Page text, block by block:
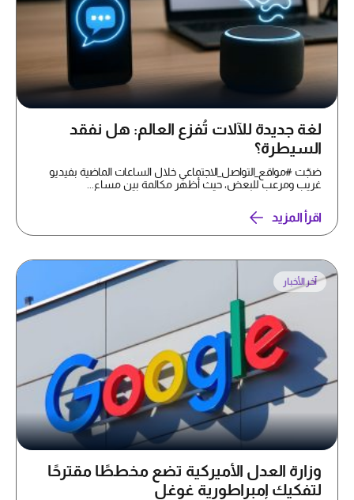
لغة جديدة للآلات تُفزع العالم: هل نفقد
السيطرة؟
ضجّت #مواقع_التواصل_الاجتماعي خلال الساعات الماضية بفيديو
غريب ومرعب للبعض، حيث أظهر مكالمة بين مساع...
اقرأ المزيد
آخر الأخبار
وزارة العدل الأميركية تضع مخططًا مقترحًا
لتفكيك إمبراطورية غوغل